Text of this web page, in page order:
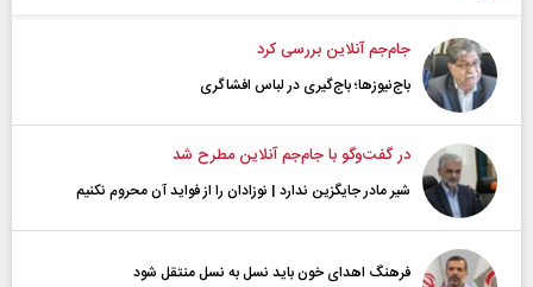
جام‌جم آنلاین بررسی کرد
باج‌نیوزها؛ باج‌گیری در لباس افشاگری
در گفت‌و‌گو با جام‌جم آنلاین مطرح شد
شیر مادر جایگزین ندارد | نوزادان را از فواید آن محروم نکنیم
فرهنگ اهدای خون باید نسل به نسل منتقل شود